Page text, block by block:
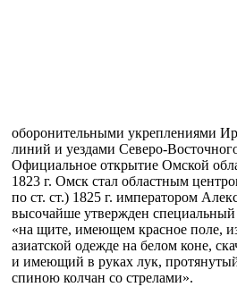
оборонительными укреплениями
линий и уездами Северо-
Официальное открытие Омской
1823 г. Омск стал областным
по ст. ст.) 1825 г. императором
высочайше утвержден
«на щите, имеющем красное поле,
азиатской одежде на белом коне,
и имеющий в руках лук, протянутый
спиною колчан со стрелами».